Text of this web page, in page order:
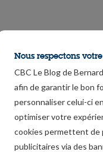
Nous respectons
CBC Le Blog de
afin de garantir le bon
personnaliser celui-ci
optimiser votre
cookies permettent de
publicitaires via des